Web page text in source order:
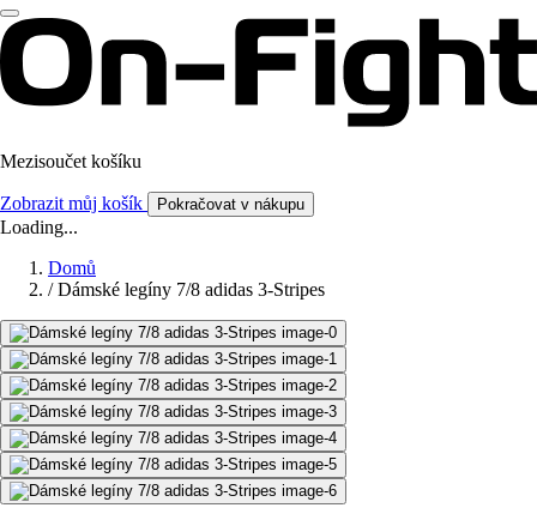
Mezisoučet košíku
Zobrazit můj košík Pokračovat v nákupu
Loading...
Domů
/ Dámské legíny 7/8 adidas 3-Stripes